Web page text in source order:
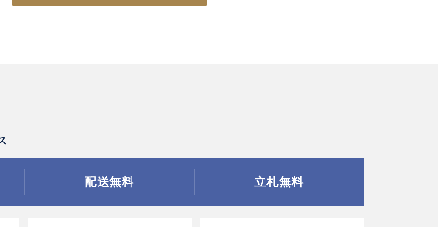
配送無料 立札無料